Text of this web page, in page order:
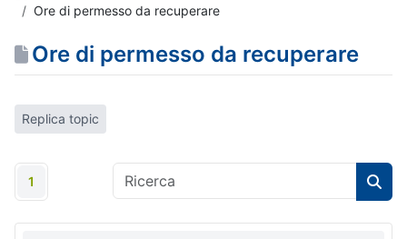
Ore di permesso da recuperare
Ore di permesso da recuperare
Replica topic
1